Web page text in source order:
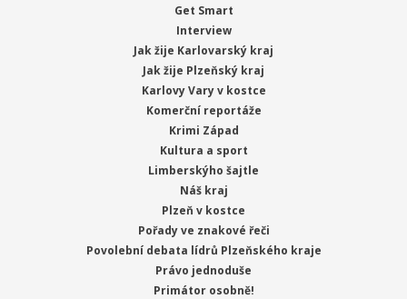
Get Smart
Interview
Jak žije Karlovarský kraj
Jak žije Plzeňský kraj
Karlovy Vary v kostce
Komerční reportáže
Krimi Západ
Kultura a sport
Limberskýho šajtle
Náš kraj
Plzeň v kostce
Pořady ve znakové řeči
Povolební debata lídrů Plzeňského kraje
Právo jednoduše
Primátor osobně!